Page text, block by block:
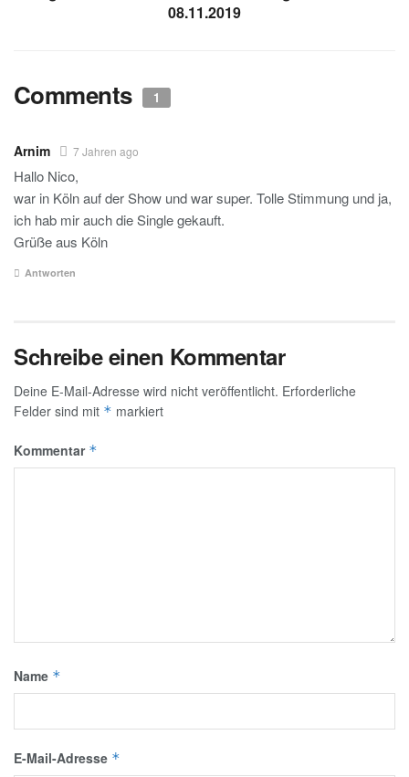
08.11.2019
Comments 1
Arnim 7 Jahren ago
Hallo Nico,
war in Köln auf der Show und war super. Tolle Stimmung und ja,
ich hab mir auch die Single gekauft.
Grüße aus Köln
Antworten
Schreibe einen Kommentar
Deine E-Mail-Adresse wird nicht veröffentlicht. Erforderliche
Felder sind mit * markiert
Kommentar *
Name *
E-Mail-Adresse *